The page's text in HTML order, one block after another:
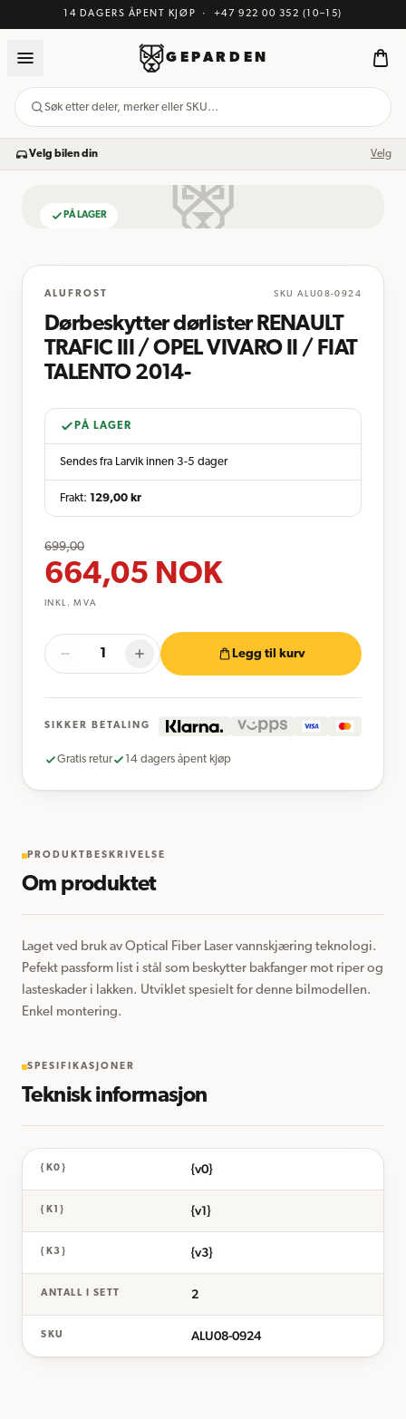
14 DAGERS ÅPENT KJØP · +47 922 00 352 (10–15)
GEPARDEN
Søk etter deler, merker eller SKU…
Velg bilen din Velg
PÅ LAGER
ALUFROST SKU ALU08-0924
Dørbeskytter dørlister RENAULT
TRAFIC III / OPEL VIVARO II / FIAT
TALENTO 2014-
PÅ LAGER
Sendes fra Larvik innen 3-5 dager
Frakt: 129,00 kr
699,00
664,05 NOK
INKL. MVA
Legg til kurv
SIKKER BETALING
Gratis retur 14 dagers åpent kjøp
PRODUKTBESKRIVELSE
Om produktet
Laget ved bruk av Optical Fiber Laser vannskjæring teknologi.
Pefekt passform list i stål som beskytter bakfanger mot riper og
lasteskader i lakken. Utviklet spesielt for denne bilmodellen.
Enkel montering.
SPESIFIKASJONER
Teknisk informasjon
{K0} {v0}
{K1} {v1}
{K3} {v3}
ANTALL I SETT 2
SKU ALU08-0924